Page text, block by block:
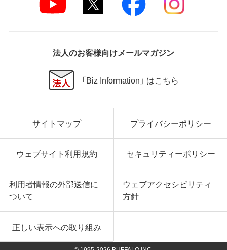
損害等を含め、本ソフトウェアの使用または使用不能
に起因する直接的、間接的、特別、偶発的、結果的、そ
第6条 輸出規制
本契約の締結により、お客様は下記事項に同意するも
国輸出管理関連法規等に基づく輸出規制の対象とな
を遵守し、かかる法規の定めるところにより必要な手
続きを行うこと。
お客様が現時点で外国為替及び外国貿易法および米
国輸出管理関連法規等により本ソフトウェアのダウ
ンロードについて規制を受けていない者であるこ
と。
本ソフトウェアを現時点で外国為替及び外国貿易法
および米国輸出管理関連法規等により禁止されてい
る大量破壊兵器または通常破壊兵器の開発、設計、製
法人のお客様向けメールマガジン
「Biz Information」 はこちら
サイトマップ プライバシーポリシー
ウェブサイト利用規約 セキュリティーポリシー
利用者情報の外部送信に
ついて
ウェブアクセシビリティ
方針
正しい表示への取り組み